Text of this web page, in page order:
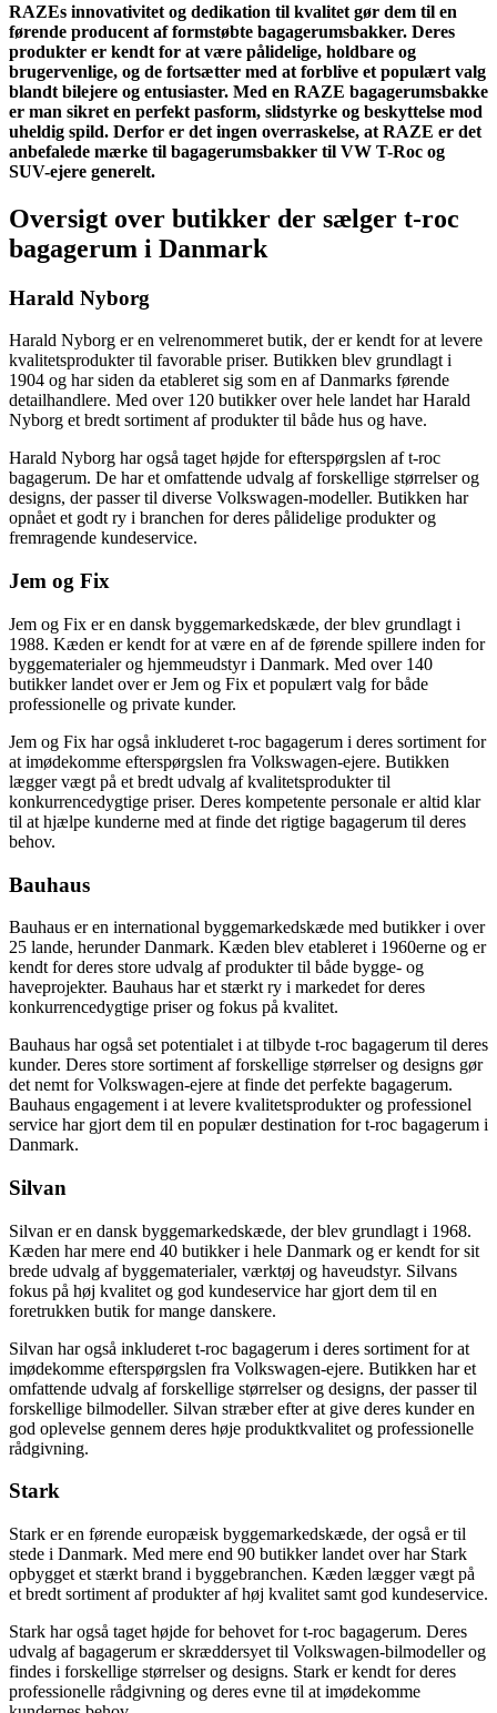
RAZEs innovativitet og dedikation til kvalitet gør dem til en
førende producent af formstøbte bagagerumsbakker. Deres
produkter er kendt for at være pålidelige, holdbare og
brugervenlige, og de fortsætter med at forblive et populært valg
blandt bilejere og entusiaster. Med en RAZE bagagerumsbakke
er man sikret en perfekt pasform, slidstyrke og beskyttelse mod
uheldig spild. Derfor er det ingen overraskelse, at RAZE er det
anbefalede mærke til bagagerumsbakker til VW T-Roc og
SUV-ejere generelt.
Oversigt over butikker der sælger t-roc
bagagerum i Danmark
Harald Nyborg
Harald Nyborg er en velrenommeret butik, der er kendt for at levere
kvalitetsprodukter til favorable priser. Butikken blev grundlagt i
1904 og har siden da etableret sig som en af Danmarks førende
detailhandlere. Med over 120 butikker over hele landet har Harald
Nyborg et bredt sortiment af produkter til både hus og have.
Harald Nyborg har også taget højde for efterspørgslen af t-roc
bagagerum. De har et omfattende udvalg af forskellige størrelser og
designs, der passer til diverse Volkswagen-modeller. Butikken har
opnået et godt ry i branchen for deres pålidelige produkter og
fremragende kundeservice.
Jem og Fix
Jem og Fix er en dansk byggemarkedskæde, der blev grundlagt i
1988. Kæden er kendt for at være en af de førende spillere inden for
byggematerialer og hjemmeudstyr i Danmark. Med over 140
butikker landet over er Jem og Fix et populært valg for både
professionelle og private kunder.
Jem og Fix har også inkluderet t-roc bagagerum i deres sortiment for
at imødekomme efterspørgslen fra Volkswagen-ejere. Butikken
lægger vægt på et bredt udvalg af kvalitetsprodukter til
konkurrencedygtige priser. Deres kompetente personale er altid klar
til at hjælpe kunderne med at finde det rigtige bagagerum til deres
behov.
Bauhaus
Bauhaus er en international byggemarkedskæde med butikker i over
25 lande, herunder Danmark. Kæden blev etableret i 1960erne og er
kendt for deres store udvalg af produkter til både bygge- og
haveprojekter. Bauhaus har et stærkt ry i markedet for deres
konkurrencedygtige priser og fokus på kvalitet.
Bauhaus har også set potentialet i at tilbyde t-roc bagagerum til deres
kunder. Deres store sortiment af forskellige størrelser og designs gør
det nemt for Volkswagen-ejere at finde det perfekte bagagerum.
Bauhaus engagement i at levere kvalitetsprodukter og professionel
service har gjort dem til en populær destination for t-roc bagagerum i
Danmark.
Silvan
Silvan er en dansk byggemarkedskæde, der blev grundlagt i 1968.
Kæden har mere end 40 butikker i hele Danmark og er kendt for sit
brede udvalg af byggematerialer, værktøj og haveudstyr. Silvans
fokus på høj kvalitet og god kundeservice har gjort dem til en
foretrukken butik for mange danskere.
Silvan har også inkluderet t-roc bagagerum i deres sortiment for at
imødekomme efterspørgslen fra Volkswagen-ejere. Butikken har et
omfattende udvalg af forskellige størrelser og designs, der passer til
forskellige bilmodeller. Silvan stræber efter at give deres kunder en
god oplevelse gennem deres høje produktkvalitet og professionelle
rådgivning.
Stark
Stark er en førende europæisk byggemarkedskæde, der også er til
stede i Danmark. Med mere end 90 butikker landet over har Stark
opbygget et stærkt brand i byggebranchen. Kæden lægger vægt på
et bredt sortiment af produkter af høj kvalitet samt god kundeservice.
Stark har også taget højde for behovet for t-roc bagagerum. Deres
udvalg af bagagerum er skræddersyet til Volkswagen-bilmodeller og
findes i forskellige størrelser og designs. Stark er kendt for deres
professionelle rådgivning og deres evne til at imødekomme